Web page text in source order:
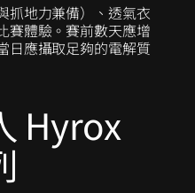
抓地力兼備）、透氣衣
賽體驗。賽前數天應增
日應攝取足夠的電解質
Hyrox